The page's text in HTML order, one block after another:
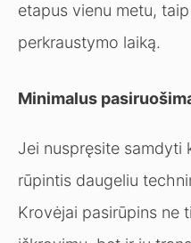
etapus vienu metu,
perkraustymo laiką.
Minimalus
Jei nuspręsite samdyti
rūpintis daugeliu
Krovėjai pasirūpins ne